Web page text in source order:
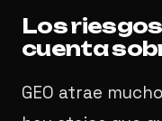
Los
cuenta
GEO atrae